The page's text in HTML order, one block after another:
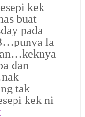
kek
buat
pada
la
dan
tak
kek ni